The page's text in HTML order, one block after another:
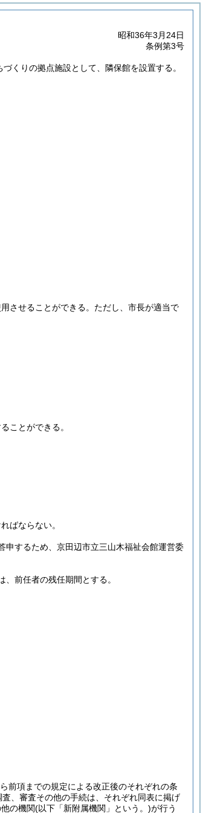
昭和36年3月24日
条例第3号
くりの拠点施設として、隣保館を設置する。
させることができる。 ただし、市長が適当で
ことができる。
ばならない。
申するため、京田辺市立三山木福祉会館運営委
前任者の残任期間とする。
前項までの規定による改正後のそれぞれの条
、審査その他の手続は、それぞれ同表に掲げ
の機関(以下「新附属機関」という。)が行う